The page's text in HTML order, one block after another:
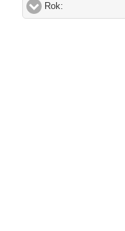
Rok: